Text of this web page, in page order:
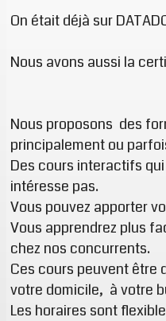
On était déjà sur
Nous avons aussi la
Nous proposons des
principalement ou
Des cours interactifs
intéresse pas.
Vous pouvez apporter
Vous apprendrez plus
chez nos concurrents.
Ces cours peuvent être
votre domicile, à votre
Les horaires sont